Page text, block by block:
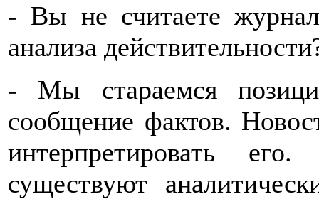
- Вы не считаете
анализа
- Мы стараемся
сообщение фактов.
интерпретировать
существуют